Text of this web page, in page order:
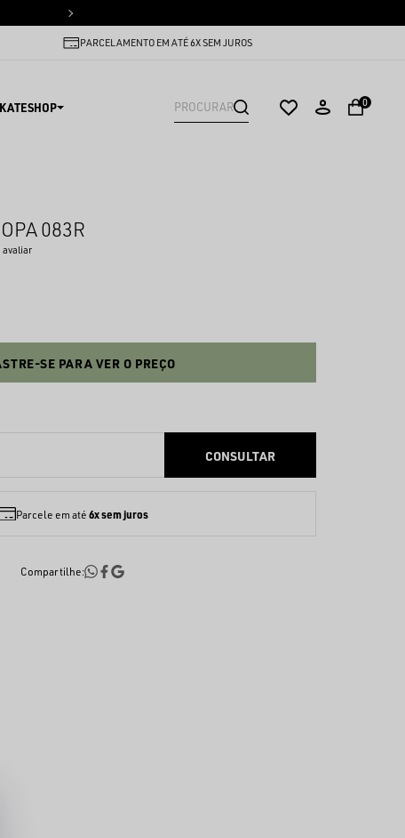
PARCELAMENTO EM ATÉ 6X SEM JUROS
0
083R
avaliar
SE PARA VER O PREÇO
Parcele em até 6x sem juros
Compartilhe: